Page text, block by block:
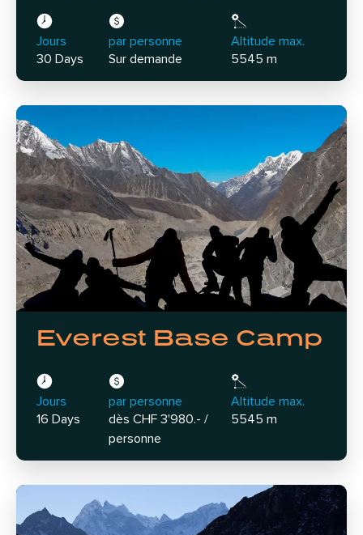
Jours
30 Days
par personne
Sur demande
Altitude max.
5545 m
Everest Base Camp
Jours
16 Days
par personne
dès CHF 3'980.- /
personne
Altitude max.
5545 m